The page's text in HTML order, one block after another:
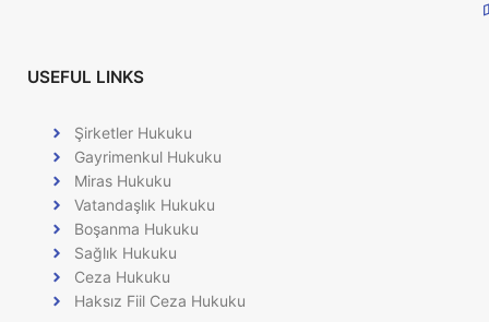
USEFUL LINKS
Şirketler Hukuku
Gayrimenkul Hukuku
Miras Hukuku
Vatandaşlık Hukuku
Boşanma Hukuku
Sağlık Hukuku
Ceza Hukuku
Haksız Fiil Ceza Hukuku